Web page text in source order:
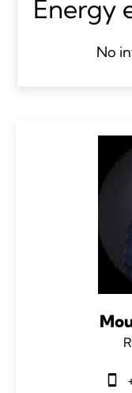
Energy
No